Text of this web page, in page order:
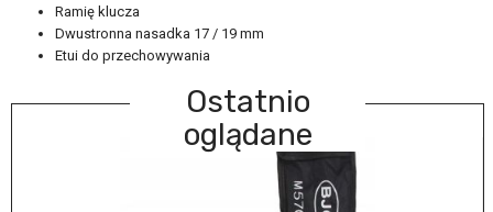
Ramię klucza
Dwustronna nasadka 17 / 19 mm
Etui do przechowywania
Ostatnio
oglądane